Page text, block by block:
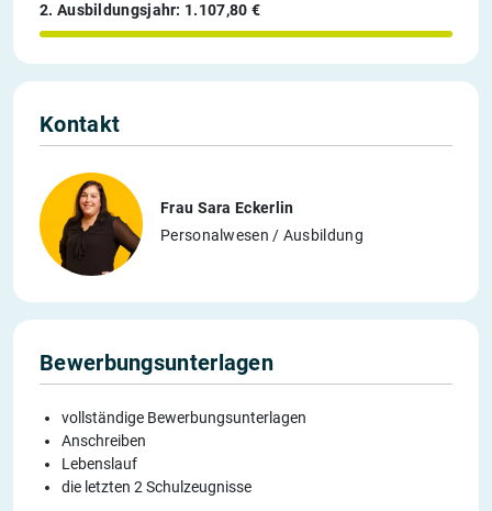
2. Ausbildungsjahr: 1.107,80 €
Kontakt
Frau Sara Eckerlin
Personalwesen / Ausbildung
Bewerbungsunterlagen
vollständige Bewerbungsunterlagen
Anschreiben
Lebenslauf
die letzten 2 Schulzeugnisse